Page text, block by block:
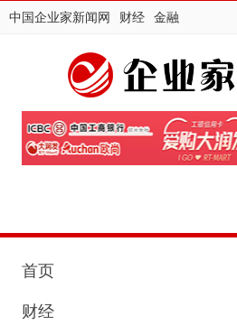
中国企业家新闻网 财经 金融
首页
财经